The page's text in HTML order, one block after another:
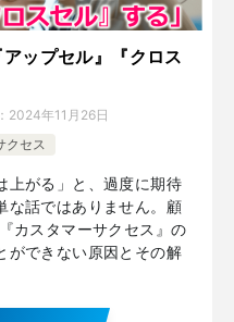
ップセル』『クロス
2024年11月26日
クセス
上がる」と、過度に期待
な話ではありません。顧
カスタマーサクセス』の
ができない原因とその解